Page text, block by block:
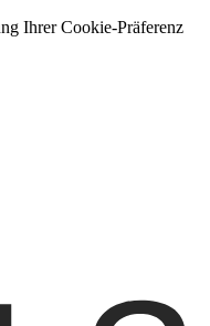
Ihrer Cookie-Präferenz